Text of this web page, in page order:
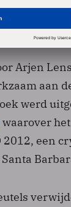
Diffie
Arjen
aan
werd
waarover
2012, een